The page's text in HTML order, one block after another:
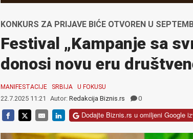
KONKURS ZA PRIJAVE BIĆE OTVOREN U
Festival „Kampanje sa
donosi novu eru
MANIFESTACIJE SRBIJA U FOKUSU
22.7.2025 11:21 Autor: Redakcija Biznis.rs 0
Dodajte Biznis.rs u omiljeni Google